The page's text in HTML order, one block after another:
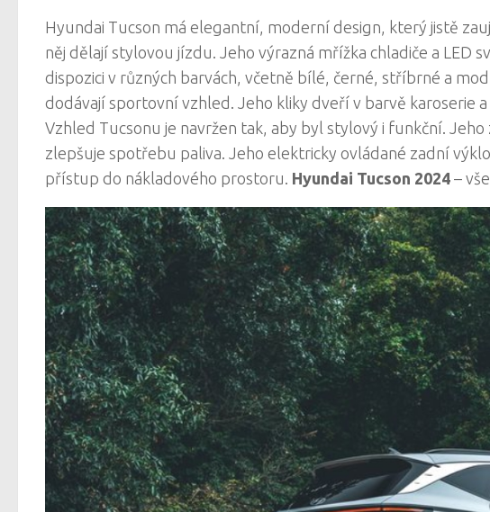
Hyundai Tucson má elegantní, moderní design, který jistě
něj dělají stylovou jízdu. Jeho výrazná mřížka chladiče a LED
dispozici v různých barvách, včetně bílé, černé, stříbrné a
dodávají sportovní vzhled. Jeho kliky dveří v barvě karoserie
Vzhled Tucsonu je navržen tak, aby byl stylový i funkční.
zlepšuje spotřebu paliva. Jeho elektricky ovládané zadní
přístup do nákladového prostoru. Hyundai Tucson 2024 –